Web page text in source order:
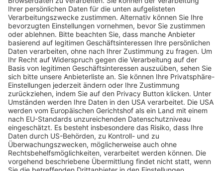
Nachtigall im Anflug auf Freiburg
Matthias Joers 08.05.2025